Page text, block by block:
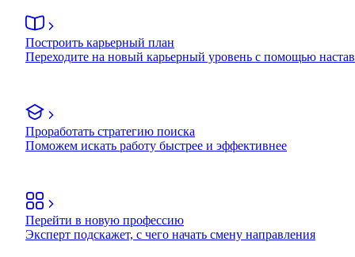
Построить карьерный план
Переходите на новый карьерный уровень с помощью
Проработать стратегию поиска
Поможем искать работу быстрее и эффективнее
Перейти в новую профессию
Эксперт подскажет, с чего начать смену направления